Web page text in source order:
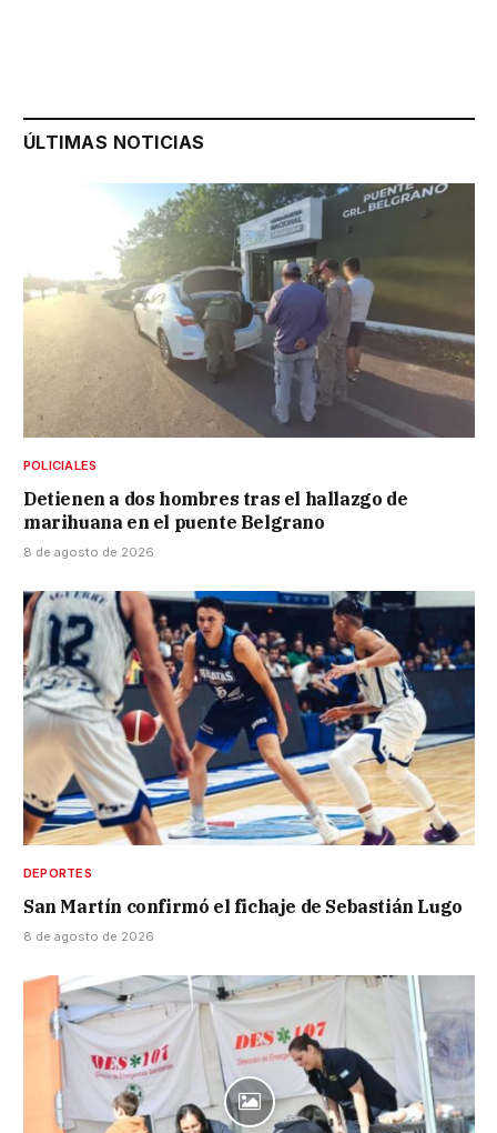
ÚLTIMAS NOTICIAS
POLICIALES
Detienen a dos hombres tras el hallazgo de
marihuana en el puente Belgrano
8 de agosto de 2026
DEPORTES
San Martín confirmó el fichaje de Sebastián Lugo
8 de agosto de 2026